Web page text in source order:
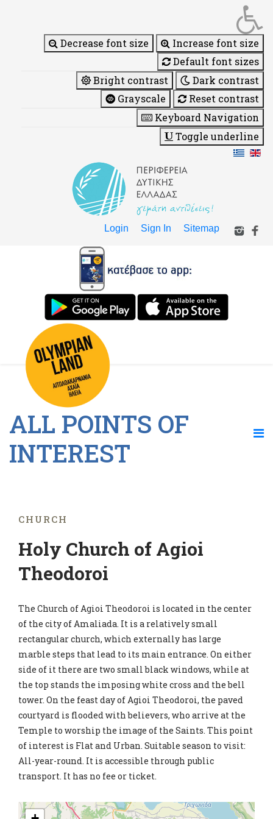
Decrease font size
Increase font size
Default font sizes
Bright contrast
Dark contrast
Grayscale
Reset contrast
Keyboard Navigation
Toggle underline
Login Sign In Sitemap
ALL POINTS OF
INTEREST
CHURCH
Holy Church of Agioi
Theodoroi
The Church of Agioi Theodoroi is located in the center
of the city of Amaliada. It is a relatively small
rectangular church, which externally has large
marble steps that lead to its main entrance. On either
side of it there are two small black windows, while at
the top stands the imposing white cross and the bell
tower. On the feast day of Agioi Theodoroi, the paved
courtyard is flooded with believers, who arrive at the
Temple to worship the image of the Saints. This point
of interest is Flat and Urban. Suitable season to visit:
All-year-round. It is accessible through public
transport. It has no fee or ticket.